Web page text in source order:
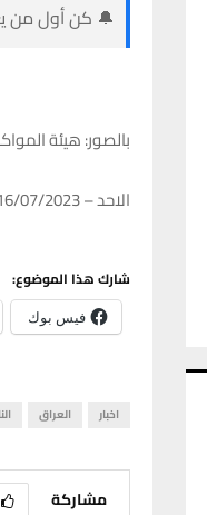
🔔 كن أول من
‏بالصور: هيئة
الاحد – 16/07/2023 – 18:23
شارك هذا الموضوع:
فيس بوك
اخبار العراق
مشاركة